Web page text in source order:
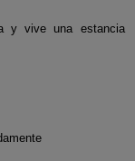
y vive una estancia